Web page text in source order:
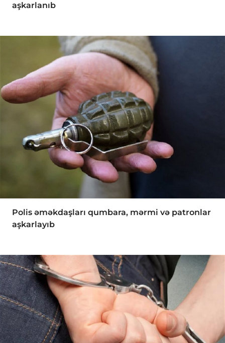
aşkarlanıb
Polis əməkdaşları qumbara, mərmi və patronlar
aşkarlayıb